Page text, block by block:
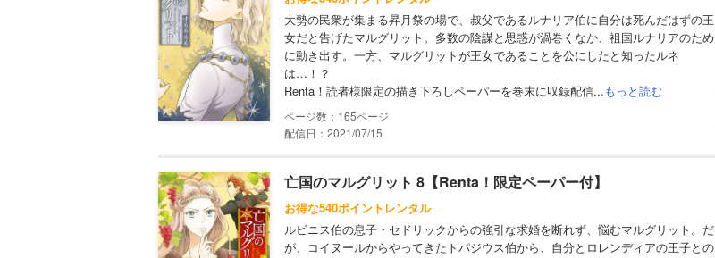
大勢の民衆が集まる昇月祭の場で、叔父であるルナリア伯に自分は死んだはずの王
女だと告げたマルグリット。多数の陰謀と思惑が渦巻くなか、祖国ルナリアのため
に動き出す。一方、マルグリットが王女であることを公にしたと知ったルネ
は…！？
Renta！読者様限定の描き下ろしペーパーを巻末に収録配信...もっと読む
165
配信日：2021/07/15
亡国のマルグリット 8【Renta！限定ペーパー付】
お得な540ポイントレンタル
ルビニス伯の息子・セドリックからの強引な求婚を断れず、悩むマルグリット。だ
が、コイヌールからやってきたトパジウス伯から、自分とロレンディアの王子との